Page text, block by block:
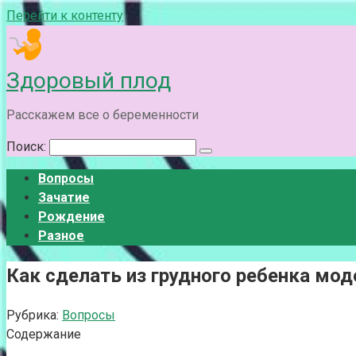
Перейти к контенту
Здоровый плод
Расскажем все о беременности
Поиск:
Вопросы
Зачатие
Рождение
Разное
Как сделать из грудного ребенка
Рубрика: Вопросы
Содержание